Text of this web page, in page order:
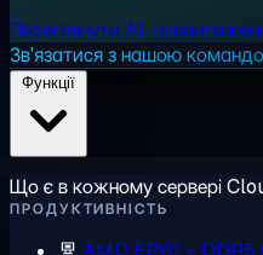
Переглянути AI-
Зв'язатися з нашою
Що є в кожному сервері
ПРОДУКТИВНІСТЬ